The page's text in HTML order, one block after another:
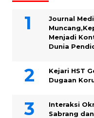
Journal
Menjadi
Dunia
Kejari HST
Dugaan
Interaksi
Sabrang